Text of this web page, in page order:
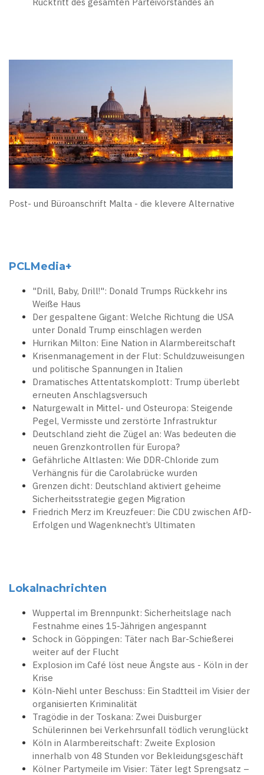
Post- und Büroanschrift Malta - die klevere Alternative
PCLMedia+
"Drill, Baby, Drill!": Donald Trumps Rückkehr ins
Weiße Haus
Der gespaltene Gigant: Welche Richtung die USA
unter Donald Trump einschlagen werden
Hurrikan Milton: Eine Nation in Alarmbereitschaft
Krisenmanagement in der Flut: Schuldzuweisungen
und politische Spannungen in Italien
Dramatisches Attentatskomplott: Trump überlebt
erneuten Anschlagsversuch
Naturgewalt in Mittel- und Osteuropa: Steigende
Pegel, Vermisste und zerstörte Infrastruktur
Deutschland zieht die Zügel an: Was bedeuten die
neuen Grenzkontrollen für Europa?
Gefährliche Altlasten: Wie DDR-Chloride zum
Verhängnis für die Carolabrücke wurden
Grenzen dicht: Deutschland aktiviert geheime
Sicherheitsstrategie gegen Migration
Friedrich Merz im Kreuzfeuer: Die CDU zwischen AfD-
Erfolgen und Wagenknecht’s Ultimaten
Lokalnachrichten
Wuppertal im Brennpunkt: Sicherheitslage nach
Festnahme eines 15-Jährigen angespannt
Schock in Göppingen: Täter nach Bar-Schießerei
weiter auf der Flucht
Explosion im Café löst neue Ängste aus - Köln in der
Krise
Köln-Niehl unter Beschuss: Ein Stadtteil im Visier der
organisierten Kriminalität
Tragödie in der Toskana: Zwei Duisburger
Schülerinnen bei Verkehrsunfall tödlich verunglückt
Köln in Alarmbereitschaft: Zweite Explosion
innerhalb von 48 Stunden vor Bekleidungsgeschäft
Kölner Partymeile im Visier: Täter legt Sprengsatz –